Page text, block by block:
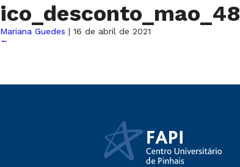
Mariana Guedes | 16 de abril de 2021
←